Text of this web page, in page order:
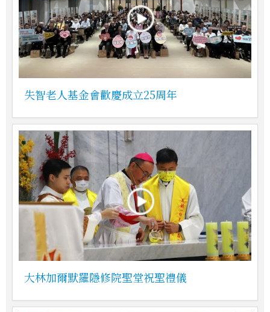
失智老人基金會歡慶成立25周年
大林加爾默羅隱修院聖堂祝聖禮儀